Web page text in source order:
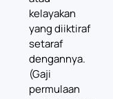
kelayakan
yang diiktiraf
setaraf
dengannya.
(Gaji
permulaan